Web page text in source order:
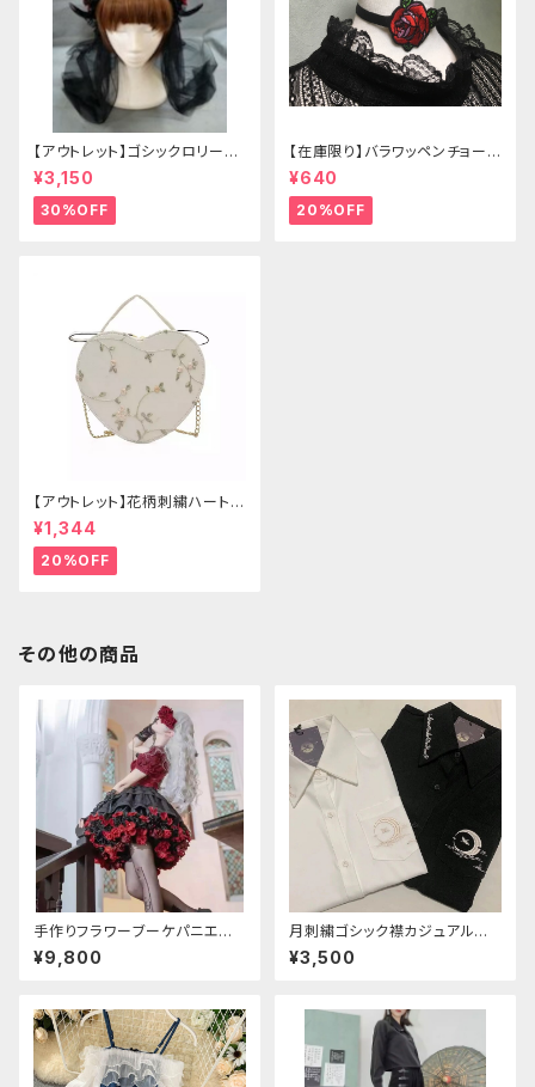
【アウトレット】ゴシックロリータ
ゴールドクラウン＆ホーン(ヴェ
ール付き)
¥3,150
30%OFF
【在庫限り】バラワッペンチョーカ
ー
¥640
20%OFF
【アウトレット】花柄刺繍ハートバ
ッグ
¥1,344
20%OFF
その他の商品
手作りフラワーブーケパニエ
（❁⃘5色展開❁⃘）
¥9,800
月刺繍ゴシック襟カジュアルブラ
ウス(長袖)
¥3,500